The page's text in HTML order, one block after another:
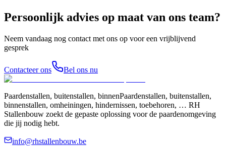
Persoonlijk advies op maat van ons team?
Neem vandaag nog contact met ons op voor een vrijblijvend
gesprek
Contacteer ons Bel ons nu
Paardenstallen, buitenstallen, binnenPaardenstallen, buitenstallen,
binnenstallen, omheiningen, hindernissen, toebehoren, … RH
Stallenbouw zoekt de gepaste oplossing voor de paardenomgeving
die jij nodig hebt.
info@rhstallenbouw.be